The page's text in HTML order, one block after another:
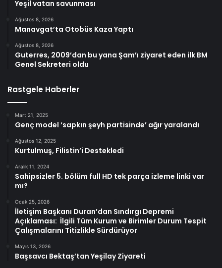
Yeşil vatan savunması
Ağustos 8, 2026
Manavgat’ta Otobüs Kaza Yaptı
Ağustos 8, 2026
Guterres, 2009’dan bu yana Şam’ı ziyaret eden ilk BM
Genel Sekreteri oldu
Rastgele Haberler
Mart 21, 2025
Genç model ‘sapkın şeyh partisinde’ ağır yaralandı
Ağustos 12, 2025
Kurtulmuş, Filistin’i Destekledi
Aralık 11, 2024
Sahipsizler 5. bölüm full HD tek parça izleme linki var
mı?
Ocak 25, 2026
İletişim Başkanı Duran’dan Sındırgı Depremi
Açıklaması: İlgili Tüm Kurum ve Birimler Durum Tespit
Çalışmalarını Titizlikle Sürdürüyor
Mayıs 13, 2026
Başsavcı Bektaş’tan Yeşilay Ziyareti